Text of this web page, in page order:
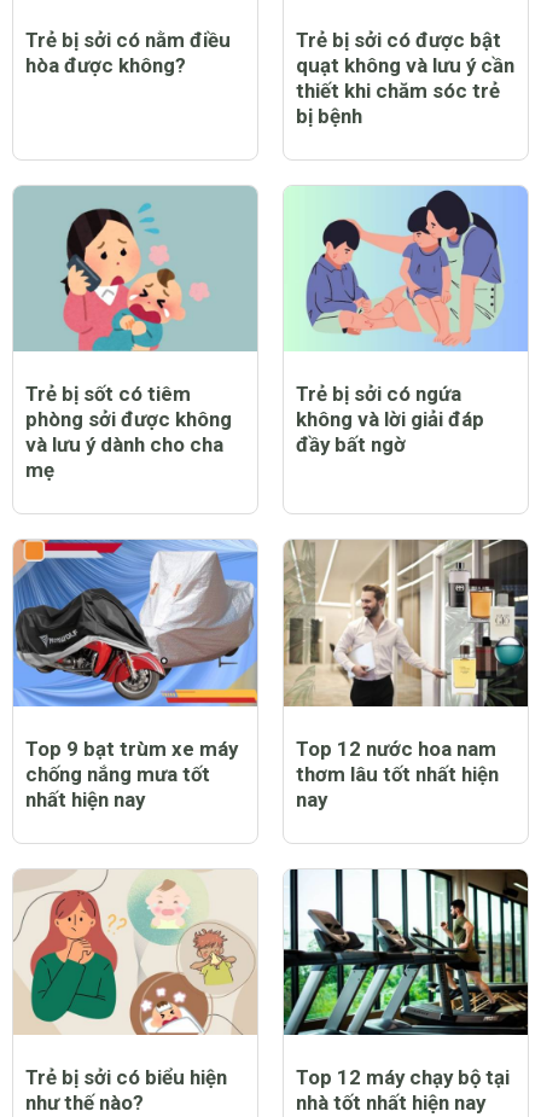
Trẻ bị sởi có nằm điều
hòa được không?
Trẻ bị sởi có được bật
quạt không và lưu ý cần
thiết khi chăm sóc trẻ
bị bệnh
Trẻ bị sốt có tiêm
phòng sởi được không
và lưu ý dành cho cha
mẹ
Trẻ bị sởi có ngứa
không và lời giải đáp
đầy bất ngờ
Top 9 bạt trùm xe máy
chống nắng mưa tốt
nhất hiện nay
Top 12 nước hoa nam
thơm lâu tốt nhất hiện
nay
Trẻ bị sởi có biểu hiện
như thế nào?
Top 12 máy chạy bộ tại
nhà tốt nhất hiện nay